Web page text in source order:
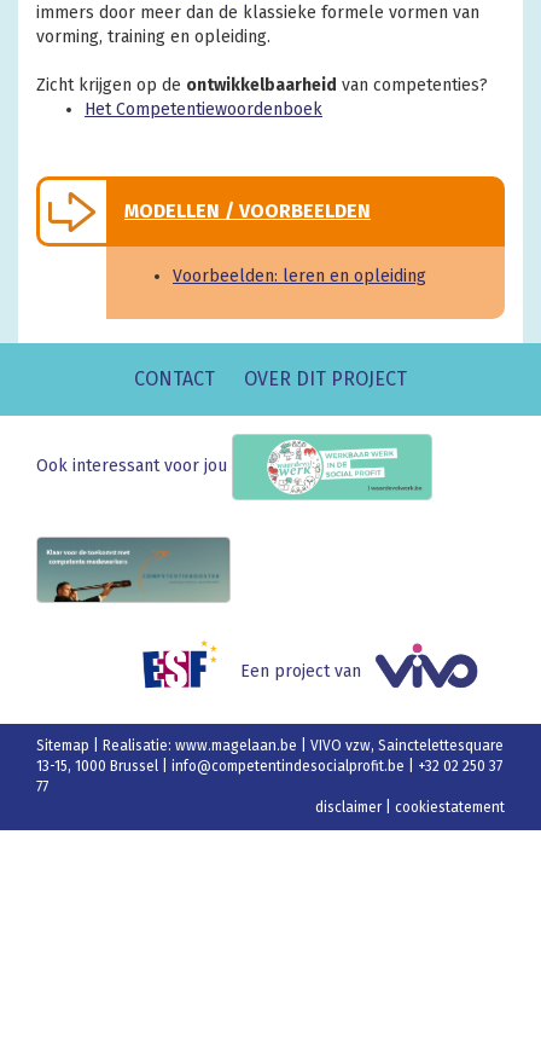
immers door meer dan de klassieke formele vormen van
vorming, training en opleiding.
Zicht krijgen op de ontwikkelbaarheid van competenties?
Het Competentiewoordenboek
MODELLEN / VOORBEELDEN
Voorbeelden: leren en opleiding
CONTACT OVER DIT PROJECT
Ook interessant voor jou
Een project van
Sitemap | Realisatie: www.magelaan.be
| VIVO vzw, Sainctelettesquare
13-15, 1000 Brussel | info@competentindesocialprofit.be
| +32 02 250 37
77
disclaimer
cookiestatement